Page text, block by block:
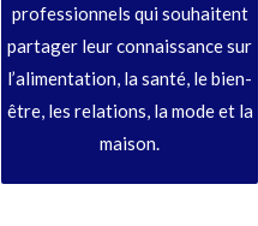
professionnels qui souhaitent
partager leur connaissance sur
l’alimentation, la santé, le bien-
être, les relations, la mode et la
maison.